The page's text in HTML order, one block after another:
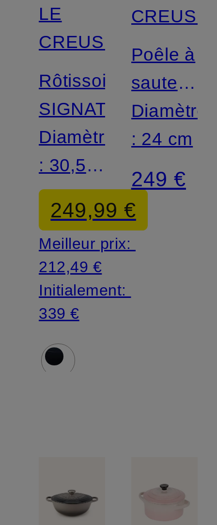
LE
CREUSET
Rôtissoire
SIGNATURE
Diamètre
: 30,5
cm
249,99 €
Meilleur prix:
212,49 €
Initialement:
339 €
Poêle à
sauter
3-PLY
Diamètre
: 24 cm
249 €